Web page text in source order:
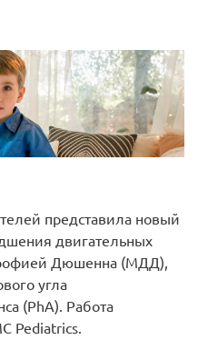
представила новый
двигательных
Дюшенна (МДД),
угла
(PhA). Работа
Pediatrics.